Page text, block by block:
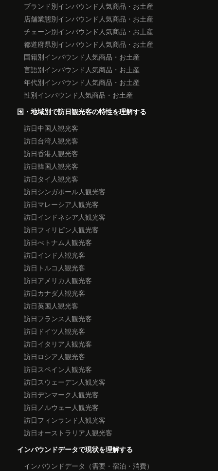
ブランド別インバウンド人気商品・お土産
店舗業態別インバウンド人気商品・お土産
チェーン別インバウンド人気商品・お土産
都道府県別インバウンド人気商品・お土産
国籍別インバウンド人気商品・お土産
言語別インバウンド人気商品・お土産
年代別インバウンド人気商品・お土産
性別インバウンド人気商品・お土産
国・地域別で訪日観光客の特性を理解する
訪日中国人観光客
訪日台湾人観光客
訪日香港人観光客
訪日韓国人観光客
訪日タイ人観光客
訪日シンガポール人観光客
訪日マレーシア人観光客
訪日インドネシア人観光客
訪日フィリピン人観光客
訪日べトナム人観光客
訪日インド人観光客
訪日トルコ人観光客
訪日アメリカ人観光客
訪日カナダ人観光客
訪日英国人観光客
訪日フランス人観光客
訪日ドイツ人観光客
訪日イタリア人観光客
訪日ロシア人観光客
訪日スペイン人観光客
訪日スウェーデン人観光客
訪日デンマーク人観光客
訪日ノルウェー人観光客
訪日フィンランド人観光客
訪日オーストラリア人観光客
インバウンドデータで現状を理解する
インバウンドデータ（需要・宿泊・消費）